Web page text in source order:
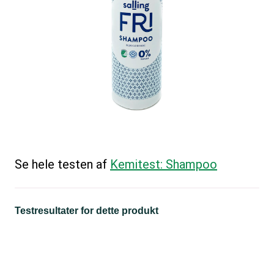
Se hele testen af Kemitest: Shampoo
Testresultater for dette produkt